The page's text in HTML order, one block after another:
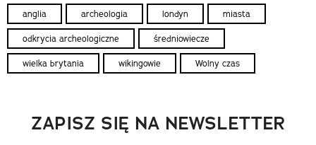
anglia archeologia londyn miasta
odkrycia archeologiczne średniowiecze
wielka brytania wikingowie Wolny czas
ZAPISZ SIĘ NA NEWSLETTER